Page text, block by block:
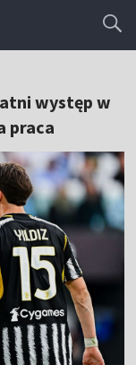
występ w
praca